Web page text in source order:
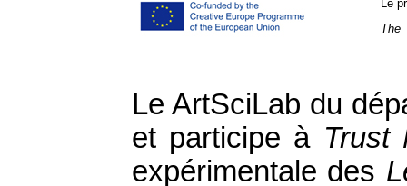
Le
The
Le ArtSciLab du
et participe à Trust
expérimentale des